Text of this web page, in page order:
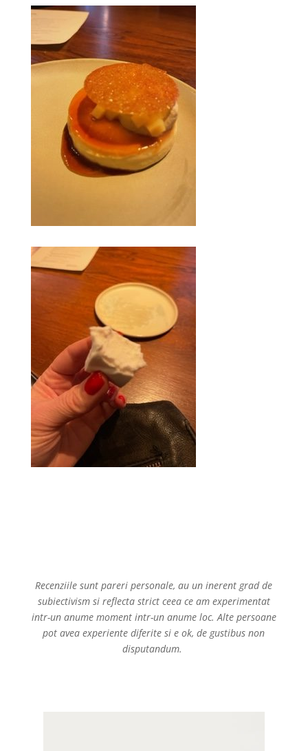
Recenziile sunt pareri personale, au un inerent grad de
subiectivism si reflecta strict ceea ce am experimentat
intr-un anume moment intr-un anume loc. Alte persoane
pot avea experiente diferite si e ok, de gustibus non
disputandum.